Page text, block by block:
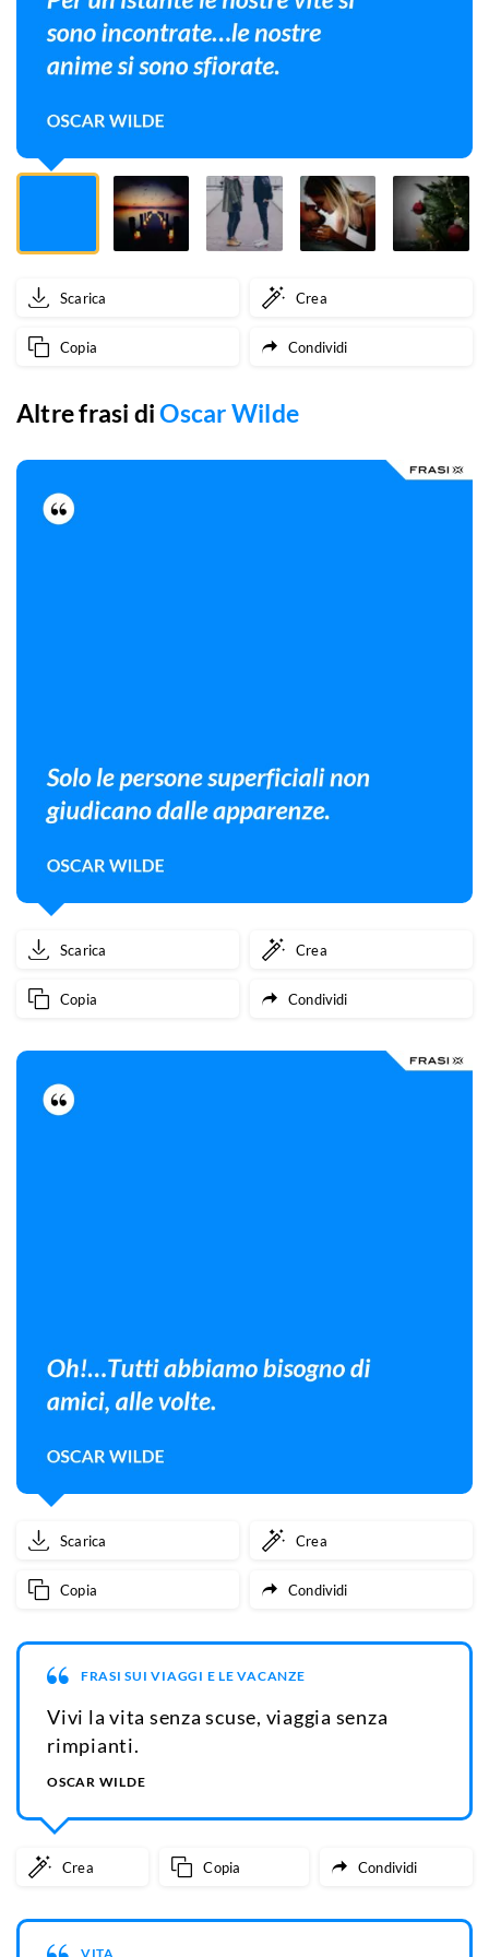
sono
incontrate…
nostre
si
sono
sfiorate.
Scarica Crea
Copia Condividi
Altre frasi diOscar Wilde
Scarica Crea
Copia Condividi
Scarica Crea
Copia Condividi
FRASI SUI VIAGGI E LE VACANZE
Vivi la vita senza scuse, viaggia senza
rimpianti.
OSCAR WILDE
Crea Copia Condividi
VITA